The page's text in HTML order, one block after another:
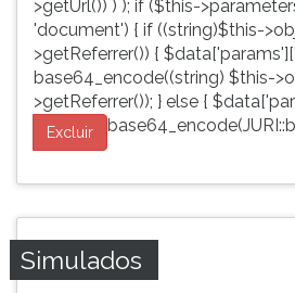
>getUrl()) ) ); if ($this-
'document') { if ((string)$this-
>getReferrer()) {
base64_encode((string) $this-
>getReferrer()); } else {
Excluir
Simulados